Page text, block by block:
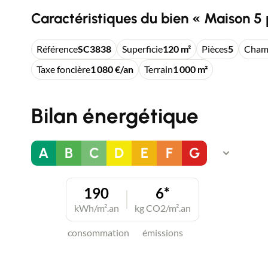
Caractéristiques du bien « Maison 5
RéférenceSC3838 Superficie120 m² Pièces5
Taxe foncière1 080 €/an Terrain1 000 m²
Bilan énergétique
A B C D E F G
consommation
190
kWh/m².an
émissions
6*
kg CO2/m².an